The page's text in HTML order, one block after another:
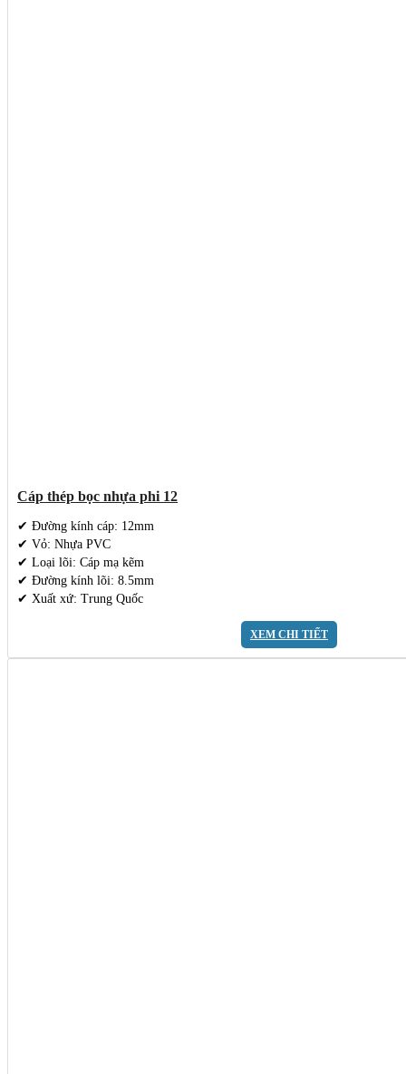
Cáp thép bọc nhựa phi 12
✔ Đường kính cáp: 12mm
✔ Vỏ: Nhựa PVC
✔ Loại lõi: Cáp mạ kẽm
✔ Đường kính lõi: 8.5mm
✔ Xuất xứ: Trung Quốc
XEM CHI TIẾT